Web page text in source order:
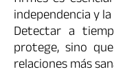
independencia y
Detectar a
protege, sino
relaciones más